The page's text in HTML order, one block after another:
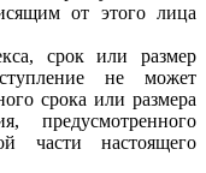
от этого лица
срок или размер
не может
срока или размера
предусмотренного
части настоящего